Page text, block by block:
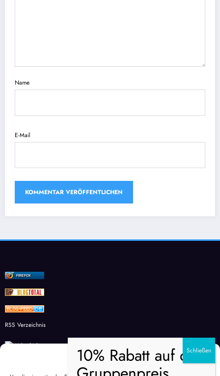
Zustimmung verwalten
Name
E-Mail
FIREFOX
RSS Verzeichnis
Studienkreis Wesel – Individuelle Förderung für Schüler